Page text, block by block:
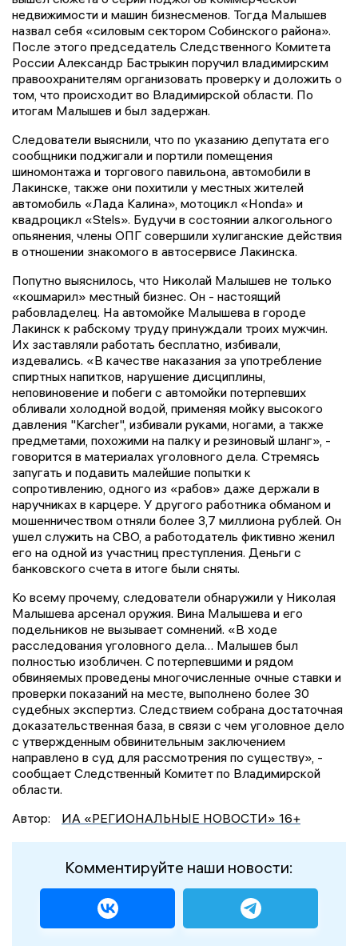
недвижимости и машин бизнесменов. Тогда Малышев
назвал себя «силовым сектором Собинского района».
После этого председатель Следственного Комитета
России Александр Бастрыкин поручил владимирским
правоохранителям организовать проверку и доложить о
том, что происходит во Владимирской области. По
итогам Малышев и был задержан.
Следователи выяснили, что по указанию депутата его
сообщники поджигали и портили помещения
шиномонтажа и торгового павильона, автомобили в
Лакинске, также они похитили у местных жителей
автомобиль «Лада Калина», мотоцикл «Honda» и
квадроцикл «Stels». Будучи в состоянии алкогольного
опьянения, члены ОПГ совершили хулиганские действия
в отношении знакомого в автосервисе Лакинска.
Попутно выяснилось, что Николай Малышев не только
«кошмарил» местный бизнес. Он - настоящий
рабовладелец. На автомойке Малышева в городе
Лакинск к рабскому труду принуждали троих мужчин.
Их заставляли работать бесплатно, избивали,
издевались. «В качестве наказания за употребление
спиртных напитков, нарушение дисциплины,
неповиновение и побеги с автомойки потерпевших
обливали холодной водой, применяя мойку высокого
давления "Karcher", избивали руками, ногами, а также
предметами, похожими на палку и резиновый шланг», -
говорится в материалах уголовного дела. Стремясь
запугать и подавить малейшие попытки к
сопротивлению, одного из «рабов» даже держали в
наручниках в карцере. У другого работника обманом и
мошенничеством отняли более 3,7 миллиона рублей. Он
ушел служить на СВО, а работодатель фиктивно женил
его на одной из участниц преступления. Деньги с
банковского счета в итоге были сняты.
Ко всему прочему, следователи обнаружили у Николая
Малышева арсенал оружия. Вина Малышева и его
подельников не вызывает сомнений. «В ходе
расследования уголовного дела… Малышев был
полностью изобличен. С потерпевшими и рядом
обвиняемых проведены многочисленные очные ставки и
проверки показаний на месте, выполнено более 30
судебных экспертиз. Следствием собрана достаточная
доказательственная база, в связи с чем уголовное дело
с утвержденным обвинительным заключением
направлено в суд для рассмотрения по существу», -
сообщает Следственный Комитет по Владимирской
области.
Автор:
ИА «РЕГИОНАЛЬНЫЕ НОВОСТИ» 16+
Комментируйте наши новости: